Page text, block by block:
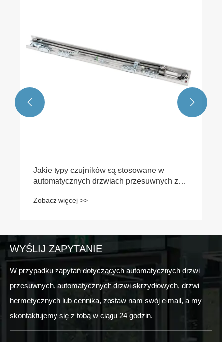
Jakie typy czujników są stosowane w
automatycznych drzwiach przesuwnych z
Zobacz więcej >>
 
WYŚLIJ ZAPYTANIE
W przypadku zapytań dotyczących automatycznych drzwi
przesuwnych, automatycznych drzwi skrzydłowych, drzwi
hermetycznych lub cennika, zostaw nam swój e-mail, a my
skontaktujemy się z tobą w ciągu 24 godzin.